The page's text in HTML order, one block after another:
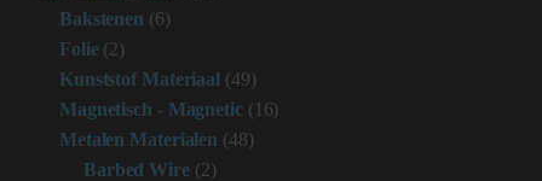
Bakstenen (6)
Folie (2)
Kunststof Materiaal (49)
Magnetisch - Magnetic (16)
Metalen Materialen (48)
Barbed Wire (2)